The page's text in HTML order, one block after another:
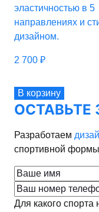
эластичностью в 5
направлениях и
дизайном.
2 700 ₽
В корзину
Разработаем
спортивной формы
Для какого